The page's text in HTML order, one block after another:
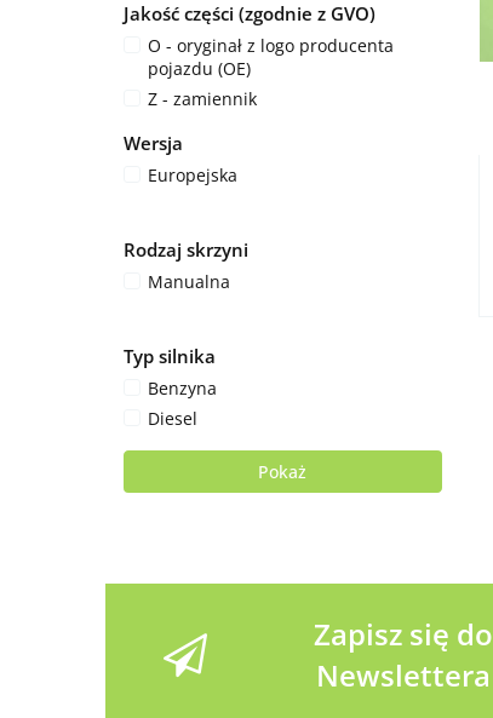
Jakość części (zgodnie z GVO)
O - oryginał z logo producenta
pojazdu (OE)
Z - zamiennik
Wersja
Europejska
Rodzaj skrzyni
Manualna
Typ silnika
Benzyna
Diesel
Pokaż
Zapisz się do
Newslettera